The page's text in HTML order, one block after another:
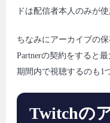
ドは配信者本人のみが使
ちなみにアーカイブの
Partnerの契約をすると
期間内で視聴するのも1
Twitchの